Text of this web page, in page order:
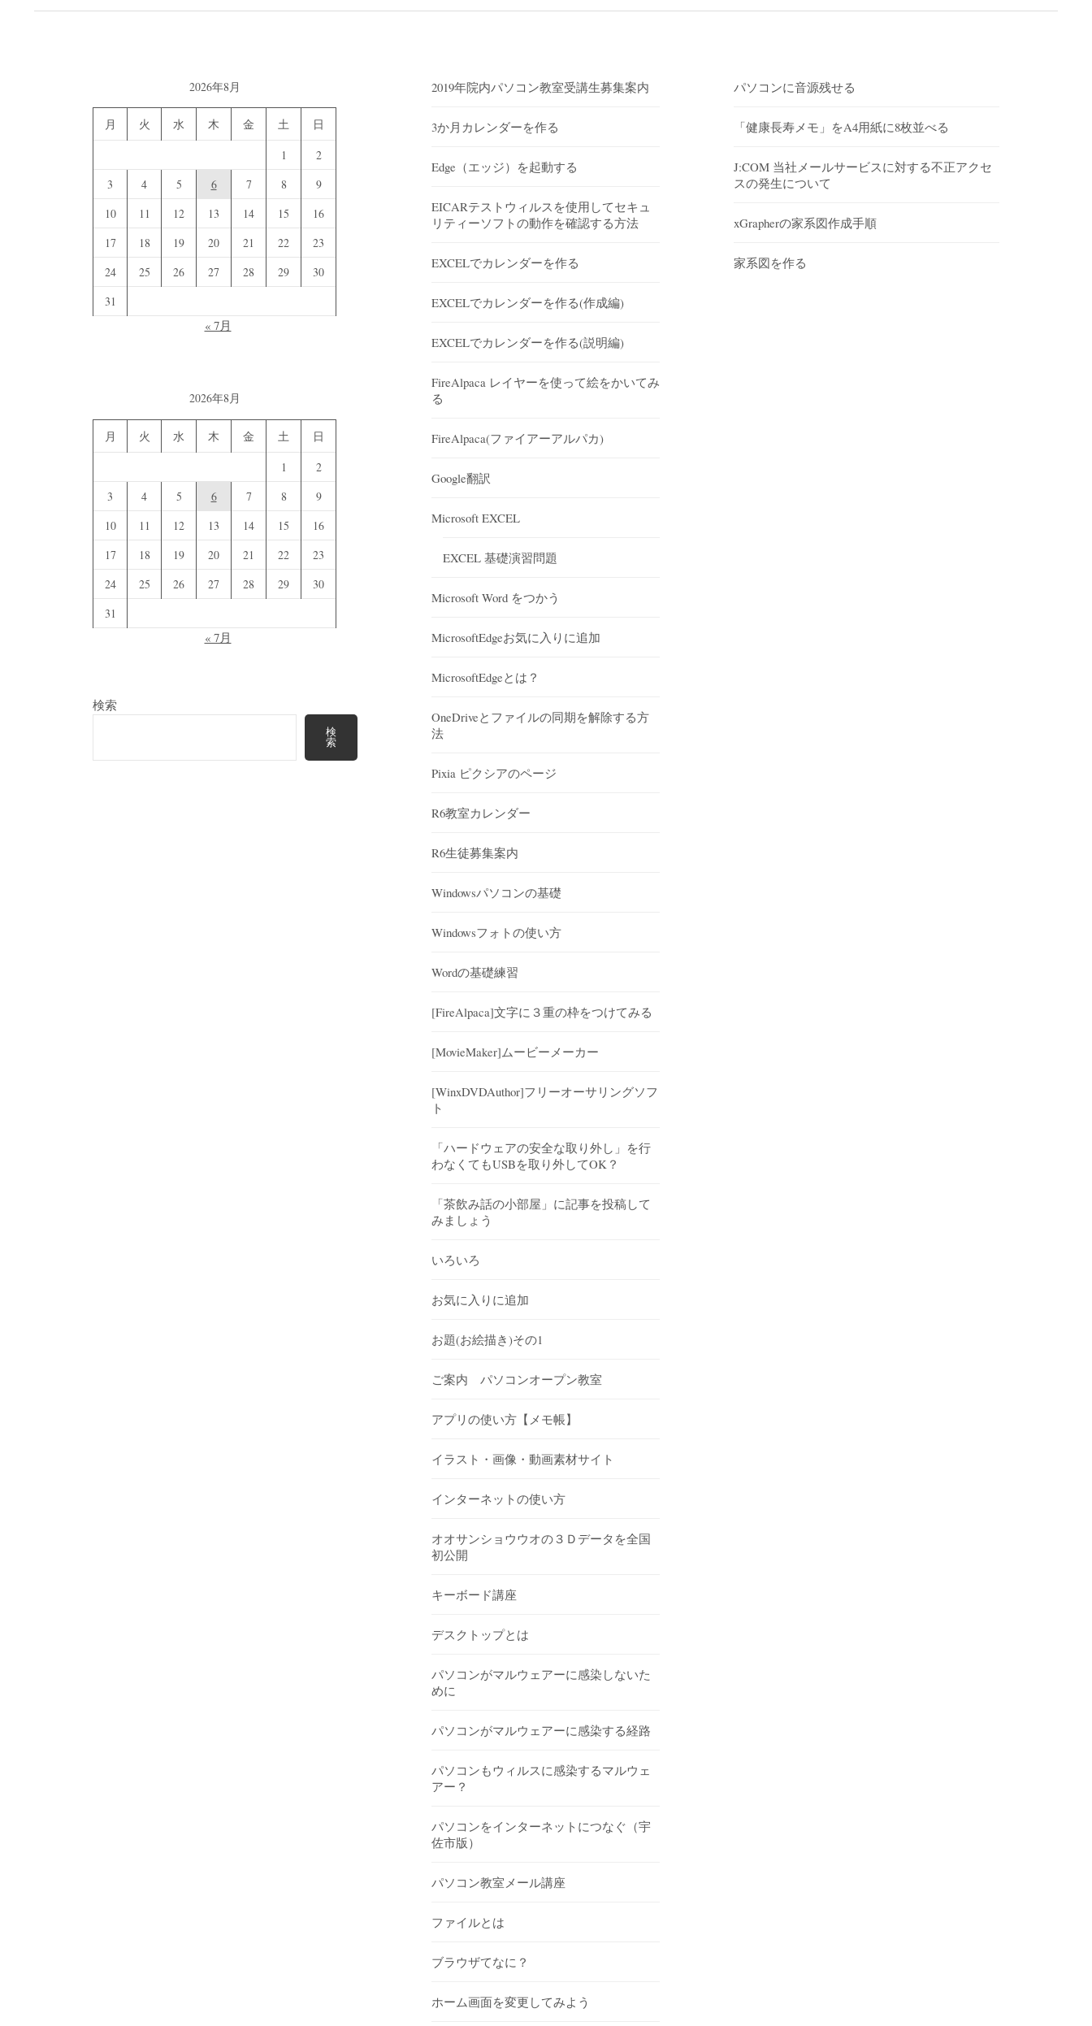
2026年8月
月 火 水 木 金 土
日
1
2
3
4 5 6 7 8
9
10
11 12 13 14 15
16
17
18 19 20 21 22
23
24
25 26 27 28 29
30
31
« 7月
2026年8月
月 火 水 木 金 土
日
1
2
3
4 5 6 7 8
9
10
11 12 13 14 15
16
17
18 19 20 21 22
23
24
25 26 27 28 29
30
31
« 7月
検索
検
索
2019年院内パソコン教室受講生募集案内
3か月カレンダーを作る
Edge（エッジ）を起動する
EICARテストウィルスを使用してセキュ
リティーソフトの動作を確認する方法
EXCELでカレンダーを作る
EXCELでカレンダーを作る(作成編)
EXCELでカレンダーを作る(説明編)
FireAlpaca レイヤーを使って絵をかいてみ
る
FireAlpaca(ファイアーアルパカ)
Google翻訳
Microsoft EXCEL
EXCEL 基礎演習問題
Microsoft Word をつかう
MicrosoftEdgeお気に入りに追加
MicrosoftEdgeとは？
OneDriveとファイルの同期を解除する方
法
Pixia ピクシアのページ
R6教室カレンダー
R6生徒募集案内
Windowsパソコンの基礎
Windowsフォトの使い方
Wordの基礎練習
[FireAlpaca]文字に３重の枠をつけてみる
[MovieMaker]ムービーメーカー
[WinxDVDAuthor]フリーオーサリングソフ
ト
「ハードウェアの安全な取り外し」を行
わなくてもUSBを取り外してOK？
「茶飲み話の小部屋」に記事を投稿して
みましょう
いろいろ
お気に入りに追加
お題(お絵描き)その1
ご案内 パソコンオープン教室
アプリの使い方【メモ帳】
イラスト・画像・動画素材サイト
インターネットの使い方
オオサンショウウオの３Ｄデータを全国
初公開
キーボード講座
デスクトップとは
パソコンがマルウェアーに感染しないた
めに
パソコンがマルウェアーに感染する経路
パソコンもウィルスに感染するマルウェ
アー？
パソコンをインターネットにつなぐ（宇
佐市版）
パソコン教室メール講座
ファイルとは
ブラウザてなに？
ホーム画面を変更してみよう
パソコンに音源残せる
「健康長寿メモ」をA4用紙に8枚並べる
J:COM 当社メールサービスに対する不正アクセ
スの発生について
xGrapherの家系図作成手順
家系図を作る